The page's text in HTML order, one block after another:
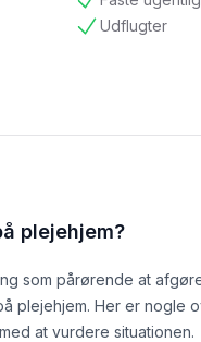
tilgængelig
Udflugter
tilgængelig
plejehjem?
som pårørende at
plejehjem. Her er nogle
at vurdere situationen.